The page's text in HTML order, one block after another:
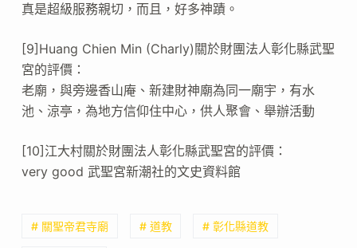
真是超級服務親切，而且，好多神蹟。
[9]Huang Chien Min (Charly)關於財團法人彰化縣武聖
宮的評價：
老廟，與旁邊香山庵、新建財神廟為同一廟宇，有水
池、涼亭，為地方信仰住中心，供人聚會、舉辦活動
[10]江大村關於財團法人彰化縣武聖宮的評價：
very good 武聖宮新潮社的文史資料館
# 關聖帝君寺廟 # 道教 # 彰化縣道教